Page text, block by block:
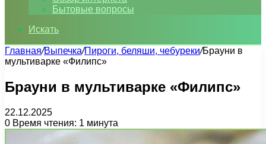
Бытовые вопросы
Искать
Главная/Выпечка/Пироги, беляши, чебуреки/Брауни в
мультиварке «Филипс»
Брауни в мультиварке «Филипс»
22.12.2025
0 Время чтения: 1 минута